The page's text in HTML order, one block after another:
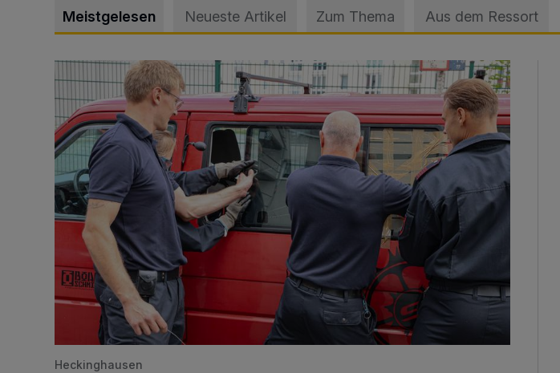
Meistgelesen Neueste Artikel Zum Thema Aus dem Ressort
Feuerwehr befreit Kind aus verschlossenem VW Bulli
Heckinghausen